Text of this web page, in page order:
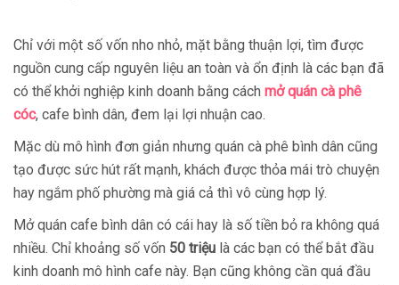
Chỉ với một số vốn nho nhỏ, mặt bằng thuận lợi, tìm được
nguồn cung cấp nguyên liệu an toàn và ổn định là các bạn đã
có thể khởi nghiệp kinh doanh bằng cách mở quán cà phê
cóc, cafe bình dân, đem lại lợi nhuận cao.
Mặc dù mô hình đơn giản nhưng quán cà phê bình dân cũng
tạo được sức hút rất mạnh, khách được thỏa mái trò chuyện
hay ngắm phố phường mà giá cả thì vô cùng hợp lý.
Mở quán cafe bình dân có cái hay là số tiền bỏ ra không quá
nhiều. Chỉ khoảng số vốn 50 triệu là các bạn có thể bắt đầu
kinh doanh mô hình cafe này. Bạn cũng không cần quá đầu